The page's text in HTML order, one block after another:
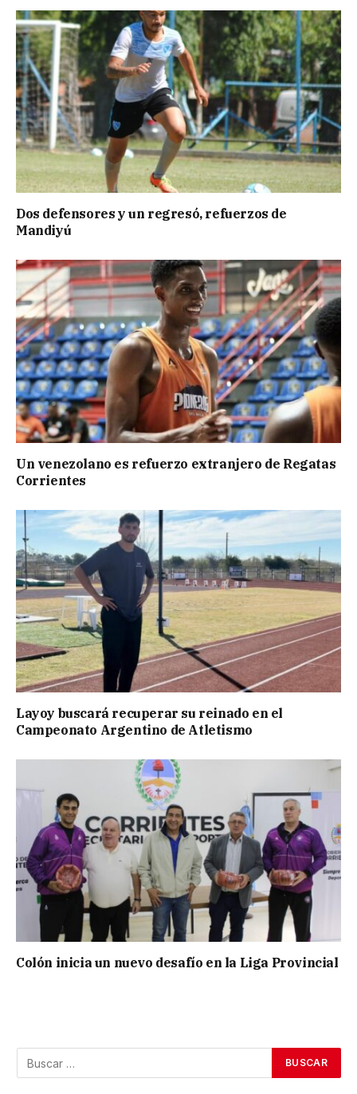
Dos defensores y un regresó, refuerzos de
Mandiyú
Un venezolano es refuerzo extranjero de Regatas
Corrientes
Layoy buscará recuperar su reinado en el
Campeonato Argentino de Atletismo
Colón inicia un nuevo desafío en la Liga Provincial